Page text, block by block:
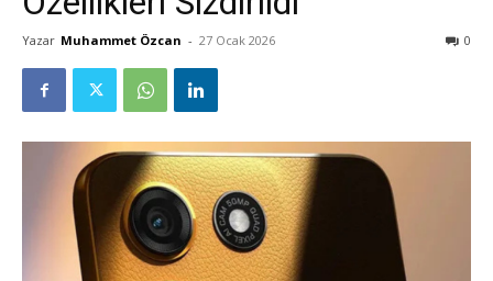
Yazar Muhammet Özcan - 27 Ocak 2026 0